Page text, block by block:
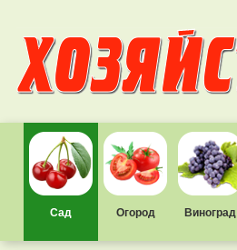
Сад Огород Виноград